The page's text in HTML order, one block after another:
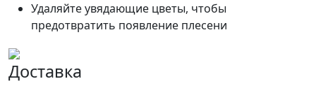
Удаляйте увядающие цветы, чтобы
предотвратить появление плесени
Доставка